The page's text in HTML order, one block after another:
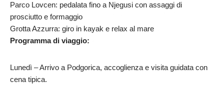
Parco Lovcen: pedalata fino a Njegusi con assaggi di
prosciutto e formaggio
Grotta Azzurra: giro in kayak e relax al mare
Programma di viaggio:
Lunedì – Arrivo a Podgorica, accoglienza e visita guidata con
cena tipica.